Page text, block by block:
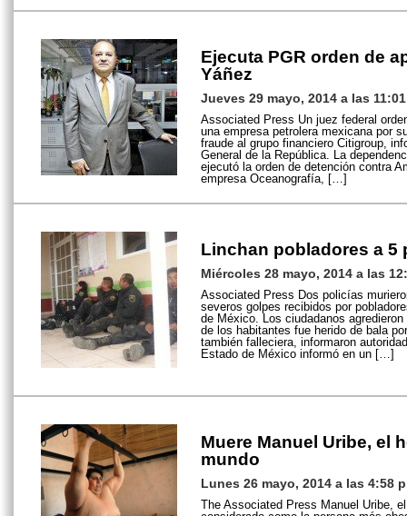
Ejecuta PGR orden de
Yáñez
Jueves 29 mayo, 2014 a las
Associated Press Un juez federal
una empresa petrolera mexicana por
fraude al grupo financiero Citigroup,
General de la República. La
ejecutó la orden de detención contra
empresa Oceanografía, […]
Linchan pobladores a 5
Miércoles 28 mayo, 2014 a las
Associated Press Dos policías
severos golpes recibidos por
de México. Los ciudadanos
de los habitantes fue herido de bala
también falleciera, informaron
Estado de México informó en un […]
Muere Manuel Uribe, el
mundo
Lunes 26 mayo, 2014 a las 4:58
The Associated Press Manuel Uribe,